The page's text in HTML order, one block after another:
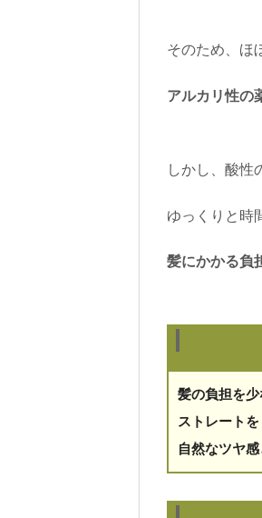
そのため、ほ
アルカリ性の
しかし、酸性
ゆっくりと時
髪にかかる負
髪の負担を
ストレート
自然なツヤ